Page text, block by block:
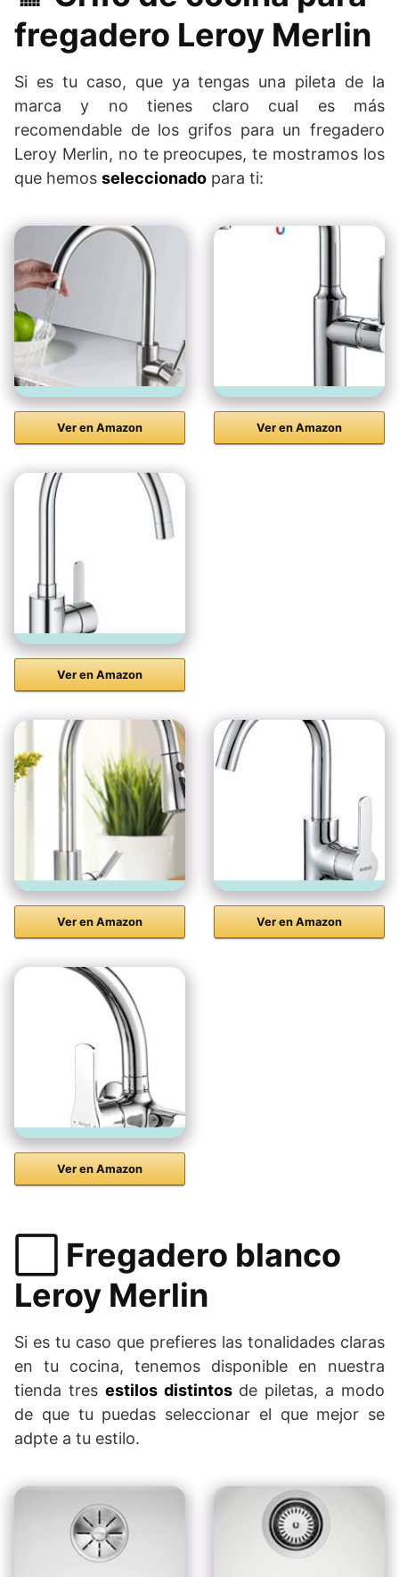
fregadero Leroy Merlin
Si es tu caso, que ya tengas una pileta de la
marca y no tienes claro cual es más
recomendable de los grifos para un fregadero
Leroy Merlin, no te preocupes, te mostramos los
que hemos seleccionado para ti:
Ver en Amazon Ver en Amazon
Ver en Amazon
Ver en Amazon Ver en Amazon
Ver en Amazon
⬜️ Fregadero blanco
Leroy Merlin
Si es tu caso que prefieres las tonalidades claras
en tu cocina, tenemos disponible en nuestra
tienda tres estilos distintosde piletas, a modo
de que tu puedas seleccionar el que mejor se
adpte a tu estilo.